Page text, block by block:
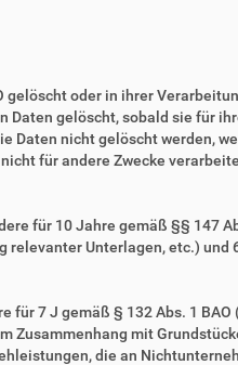
oder in ihrer
gelöscht, sobald sie für
nicht gelöscht werden,
für andere Zwecke
für 10 Jahre gemäß §§ 147
Unterlagen, etc.) und
7 J gemäß § 132 Abs. 1
Zusammenhang mit
die an